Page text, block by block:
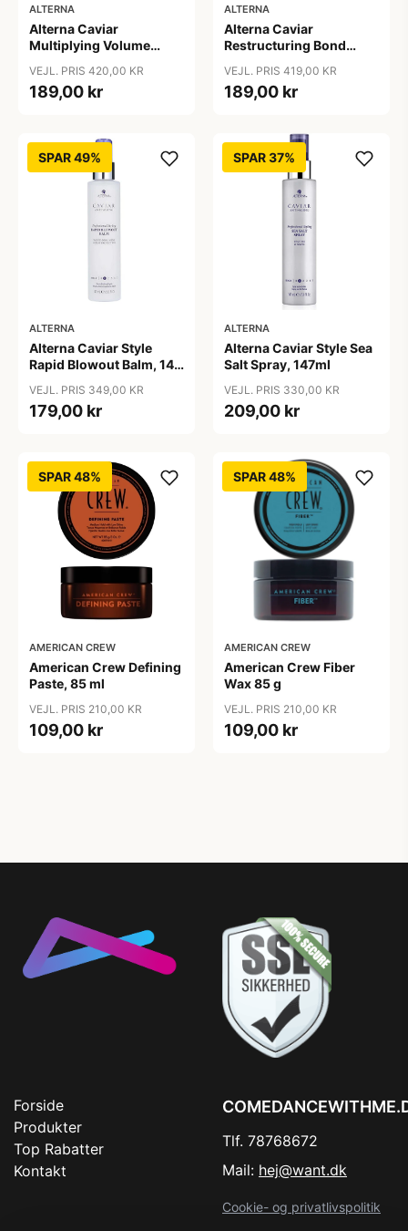
ALTERNA
Alterna Caviar
Multiplying Volume
VEJL. PRIS 420,00 KR
189,00 kr
ALTERNA
Alterna Caviar
Restructuring Bond
Protection Spray, 125 ml
VEJL. PRIS 419,00 KR
189,00 kr
SPAR 49%
ALTERNA
Alterna Caviar Style
Rapid Blowout Balm, 147
VEJL. PRIS 349,00 KR
179,00 kr
SPAR 37%
ALTERNA
Alterna Caviar Style Sea
Salt Spray, 147ml
VEJL. PRIS 330,00 KR
209,00 kr
SPAR 48%
AMERICAN CREW
American Crew Defining
Paste, 85 ml
VEJL. PRIS 210,00 KR
109,00 kr
SPAR 48%
AMERICAN CREW
American Crew Fiber
Wax 85 g
VEJL. PRIS 210,00 KR
109,00 kr
Forside
Produkter
Top Rabatter
Kontakt
Tlf. 78768672
Mail: hej@want.dk
Cookie- og privatlivspolitik